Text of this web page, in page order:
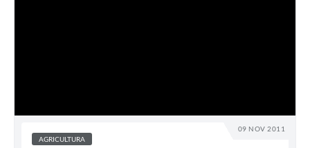
09 NOV 2011
AGRICULTURA